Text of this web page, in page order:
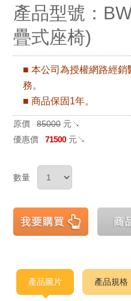
產品型號：
疊式座椅)
■ 本公司為授權網路經銷
務。
■ 商品保固1年。
原價 85000元↘
優惠價
71500元↘
數量
產品圖片 產品規格